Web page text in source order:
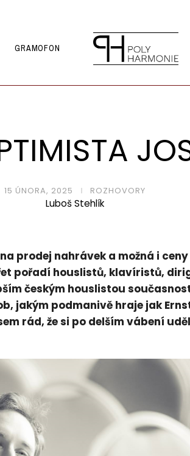
GRAMOFON
15 ÚNORA, 2025 ROZHOVORY
Luboš Stehlík
prodej nahrávek a možná i
pořadí houslistů, klavíristů,
českým houslistou
jakým podmanivě hraje jak
rád, že si po delším vábení